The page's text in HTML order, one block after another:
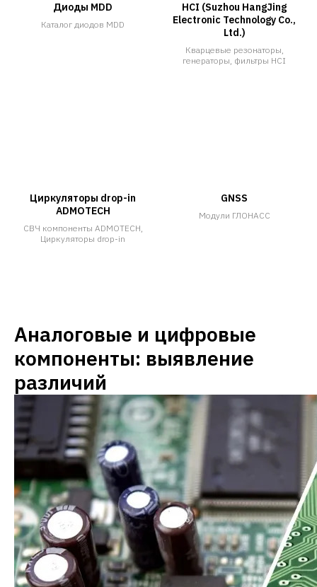
Диоды MDD
Каталог диодов MDD
HCI (Suzhou HangJing
Electronic Technology Co.,
Ltd.)
Кварцевые резонаторы,
генераторы, фильтры HCI
Циркуляторы drop-in
ADMOTECH
СВЧ компоненты ADMOTECH,
Циркуляторы drop-in
GNSS
Модули ГЛОНАСС
Аналоговые и цифровые
компоненты: выявление
различий